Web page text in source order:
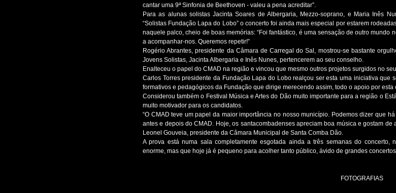
cantar uma 9ª Sinfonia de Beethoven - valeu a pena acreditar”.
Para as alunas solistas Jacinta Soares de Albergaria, Mezzo-soprano, e Maria Inês
“Solistas Fundação Lapa do Lobo” o concerto foi ainda mais especial por estarem
naquele palco, cheio de boas memórias: “Foi fantástico, é uma sensação de outro mundo
a acompanhar-nos. Queremos repetir!”
Rogério Abrantes, presidente da Câmara de Carregal do Sal, mostrou-se bastante
Jovens Solistas, Jacinta Albergaria e Inês Nunes, pertencerem ao seu conselho.
Enalteceu o papel do CMAD na região e vincou que mesmo outros projetos surgidos no
Carlos Torres presidente da Fundação Lapa do Lobo realçou ser esta uma iniciativa que
formativos e pedagógicos da Fundação que dirige merecendo assim, todo o apoio por esta
Considerou também o Festival Música e Artes do Dão muito importante para a região o
muito motivador para os candidatos.
“O CMAD teve um papel da maior importância no nosso município. Podemos dizer que
antes e depois do CMAD. Hoje, os santacombadenses apreciam boa música e gostam de
Leonel Gouveia, presidente da Câmara Municipal de Santa Comba Dão.
A prova está numa sala completamente esgotada ainda a três semanas do concerto,
enorme, mas que hoje já é pequeno para acolher tanto público, ávido de grandes
FOTOGRAFIAS